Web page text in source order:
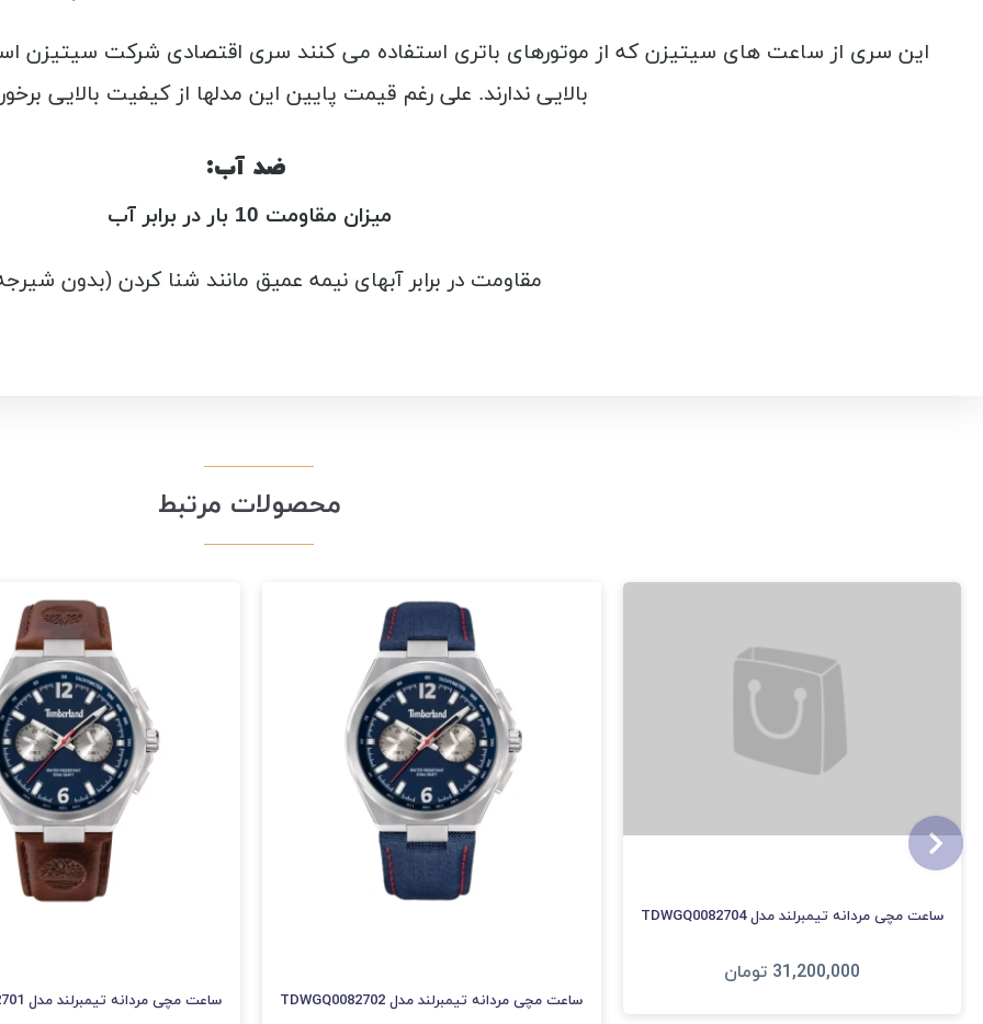
این سری از ساعت های سیتیزن که از موتورهای باتری استفاده می کنند سری اقتصادی شرکت
بالایی ندارند. علی رغم قیمت پایین این مدلها از کیفیت بالایی
ضد آب:
میزان مقاومت 10 بار در برابر آب
مقاومت در برابر آبهای نیمه عمیق مانند شنا کردن (بدون
محصولات مرتبط
ساعت مچی مردانه تیمبرلند مدل TDWGQ0082704
31,200,000 تومان
ساعت مچی مردانه تیمبرلند مدل TDWGQ0082702 ساعت مچی مردانه تیمبرلند مدل TDWGF0082701